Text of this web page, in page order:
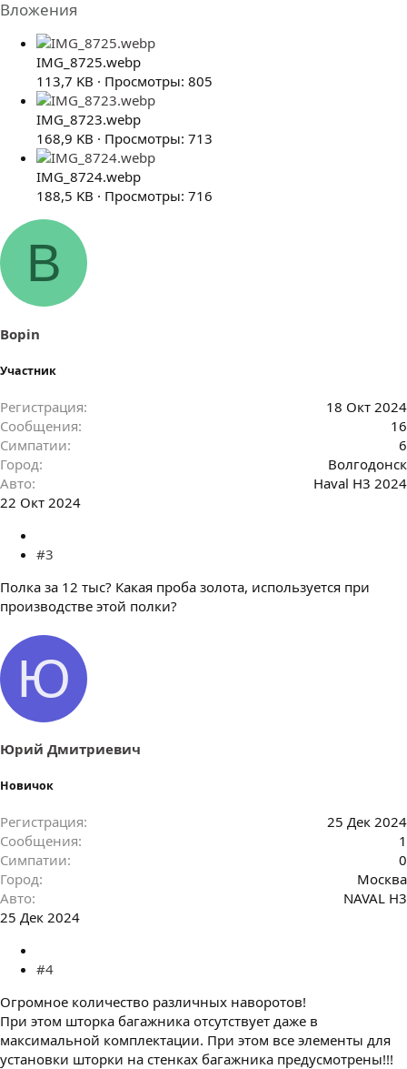
Вложения
IMG_8725.webp
113,7 KB · Просмотры: 805
IMG_8723.webp
168,9 KB · Просмотры: 713
IMG_8724.webp
188,5 KB · Просмотры: 716
B
Bopin
Участник
Регистрация
18 Окт 2024
Сообщения
16
Симпатии
6
Город
Волгодонск
Авто
Haval H3 2024
22 Окт 2024
#3
Полка за 12 тыс? Какая проба золота, используется при
производстве этой полки?
Ю
Юрий Дмитриевич
Новичок
Регистрация
25 Дек 2024
Сообщения
1
Симпатии
0
Город
Москва
Авто
NAVAL H3
25 Дек 2024
#4
Огромное количество различных наворотов!
При этом шторка багажника отсутствует даже в
максимальной комплектации. При этом все элементы для
установки шторки на стенках багажника предусмотрены!!!